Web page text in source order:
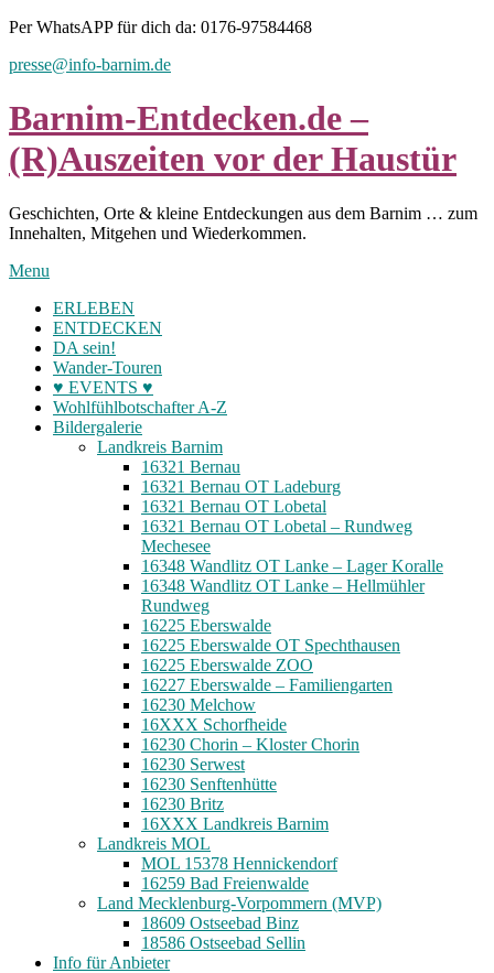
Skip
content
Per WhatsAPP für dich da: 0176-97584468
presse@info-barnim.de
Barnim-Entdecken.de –
(R)Auszeiten vor der Haustür
Geschichten, Orte & kleine Entdeckungen aus dem Barnim … zum
Innehalten, Mitgehen und Wiederkommen.
Menu
ERLEBEN
ENTDECKEN
DA sein!
Wander-Touren
♥ EVENTS ♥
Wohlfühlbotschafter A-Z
Bildergalerie
Landkreis Barnim
16321 Bernau
16321 Bernau OT Ladeburg
16321 Bernau OT Lobetal
16321 Bernau OT Lobetal – Rundweg
Mechesee
16348 Wandlitz OT Lanke – Lager Koralle
16348 Wandlitz OT Lanke – Hellmühler
Rundweg
16225 Eberswalde
16225 Eberswalde OT Spechthausen
16225 Eberswalde ZOO
16227 Eberswalde – Familiengarten
16230 Melchow
16XXX Schorfheide
16230 Chorin – Kloster Chorin
16230 Serwest
16230 Senftenhütte
16230 Britz
16XXX Landkreis Barnim
Landkreis MOL
MOL 15378 Hennickendorf
16259 Bad Freienwalde
Land Mecklenburg-Vorpommern (MVP)
18609 Ostseebad Binz
18586 Ostseebad Sellin
Info für Anbieter